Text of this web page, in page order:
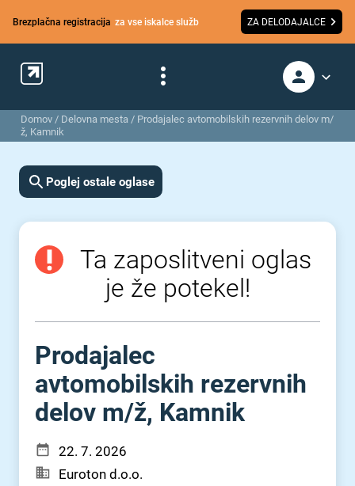
Brezplačna registracija za vse iskalce služb ZA DELODAJALCE
Domov / Delovna mesta / Prodajalec avtomobilskih rezervnih delov m/
ž, Kamnik
Poglej ostale oglase
Ta zaposlitveni oglas
je že potekel!
Prodajalec
avtomobilskih rezervnih
delov m⁠/⁠ž, Kamnik
22. 7. 2026
Euroton d.o.o.